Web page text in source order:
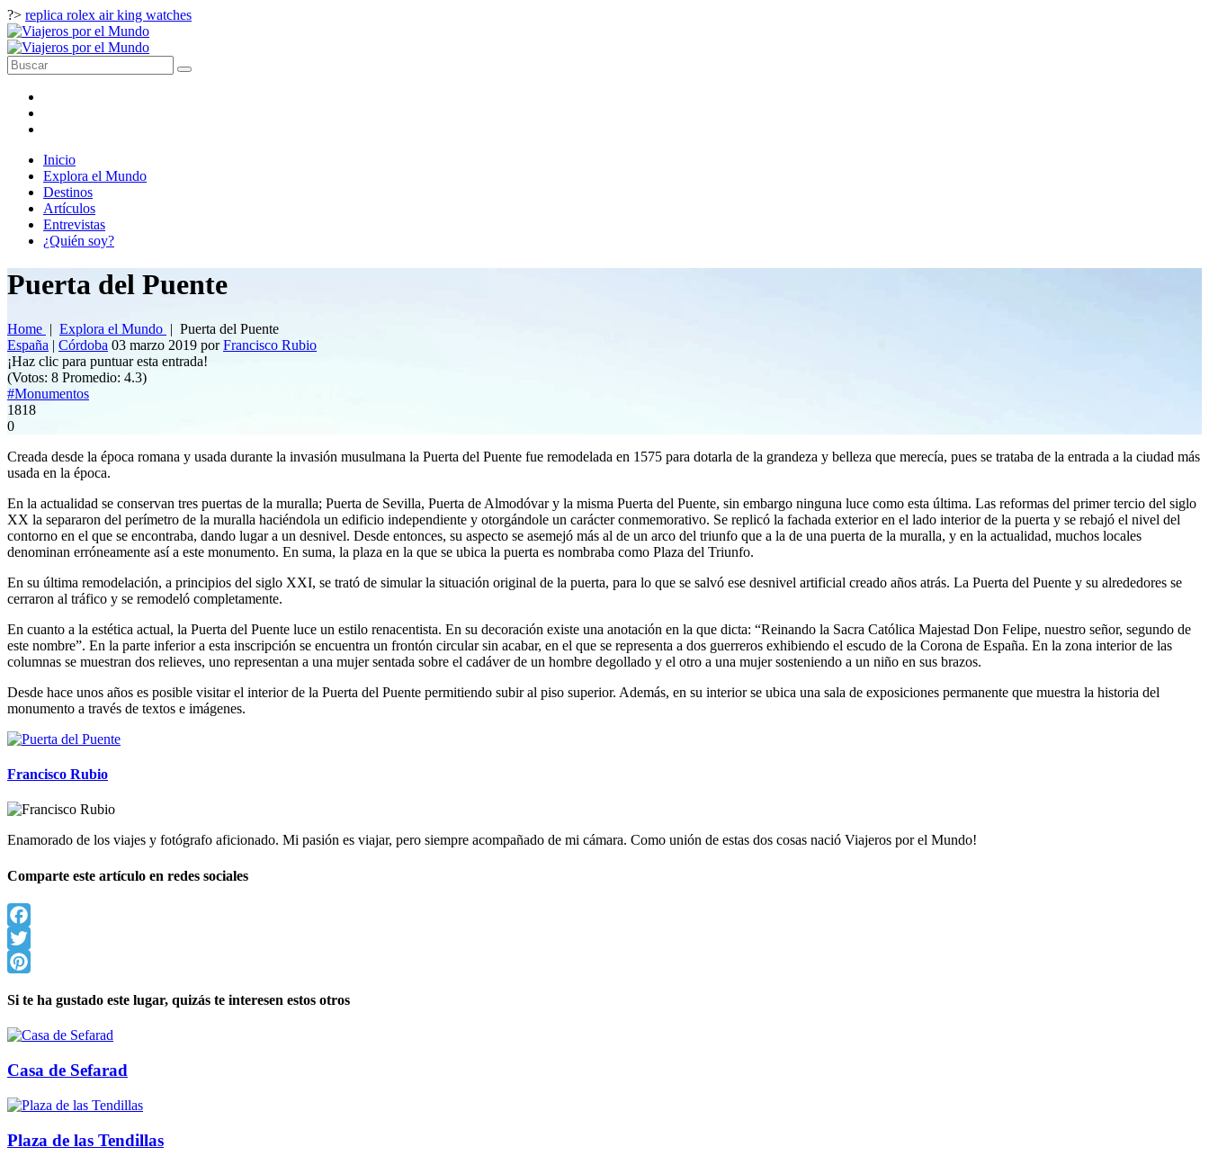
?> replica rolex air king watches
Inicio
Explora el Mundo
Destinos
Artículos
Entrevistas
¿Quién soy?
Puerta del Puente
Home | Explora el Mundo | Puerta del Puente
España | Córdoba 03 marzo 2019 porFrancisco Rubio
¡Haz clic para puntuar esta entrada!
(Votos: 8 Promedio: 4.3)
#Monumentos
1818
0
Creada desde la época romana y usada durante la invasión musulmana la Puerta del Puente fue remodelada en 1575 para dotarla de la grandeza y belleza que merecía, pues se trataba de la entrada a la ciudad más
usada en la época.
En la actualidad se conservan tres puertas de la muralla; Puerta de Sevilla, Puerta de Almodóvar y la misma Puerta del Puente, sin embargo ninguna luce como esta última. Las reformas del primer tercio del siglo
XX la separaron del perímetro de la muralla haciéndola un edificio independiente y otorgándole un carácter conmemorativo. Se replicó la fachada exterior en el lado interior de la puerta y se rebajó el nivel del
contorno en el que se encontraba, dando lugar a un desnivel. Desde entonces, su aspecto se asemejó más al de un arco del triunfo que a la de una puerta de la muralla, y en la actualidad, muchos locales
denominan erróneamente así a este monumento. En suma, la plaza en la que se ubica la puerta es nombraba como Plaza del Triunfo.
En su última remodelación, a principios del siglo XXI, se trató de simular la situación original de la puerta, para lo que se salvó ese desnivel artificial creado años atrás. La Puerta del Puente y su alrededores se
cerraron al tráfico y se remodeló completamente.
En cuanto a la estética actual, la Puerta del Puente luce un estilo renacentista. En su decoración existe una anotación en la que dicta: “Reinando la Sacra Católica Majestad Don Felipe, nuestro señor, segundo de
este nombre”. En la parte inferior a esta inscripción se encuentra un frontón circular sin acabar, en el que se representa a dos guerreros exhibiendo el escudo de la Corona de España. En la zona interior de las
columnas se muestran dos relieves, uno representan a una mujer sentada sobre el cadáver de un hombre degollado y el otro a una mujer sosteniendo a un niño en sus brazos.
Desde hace unos años es posible visitar el interior de la Puerta del Puente permitiendo subir al piso superior. Además, en su interior se ubica una sala de exposiciones permanente que muestra la historia del
monumento a través de textos e imágenes.
Francisco Rubio
Enamorado de los viajes y fotógrafo aficionado. Mi pasión es viajar, pero siempre acompañado de mi cámara. Como unión de estas dos cosas nació Viajeros por el Mundo!
Comparte este artículo en redes sociales
Facebook
Twitter
Si te ha gustado este lugar, quizás te interesen estos otros
Casa de Sefarad
Plaza de las Tendillas